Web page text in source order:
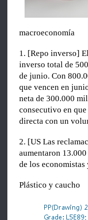
macroeconomía
1. [Repo inverso]
inverso total de
de junio. Con
que vencen en
neta de 300.000
consecutivo en
directa con un
2. [US Las
aumentaron
de los
Plástico y caucho